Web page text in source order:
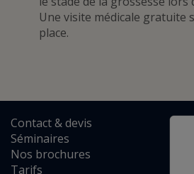
Une visite médicale gratuite
place.
Contact&devis
Séminaires
Nos brochures
Tarifs